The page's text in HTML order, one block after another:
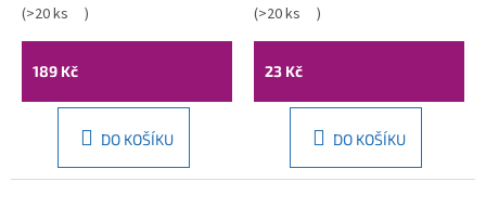
(>20 ks )
189 Kč
DO KOŠÍKU
(>20 ks )
23 Kč
DO KOŠÍKU